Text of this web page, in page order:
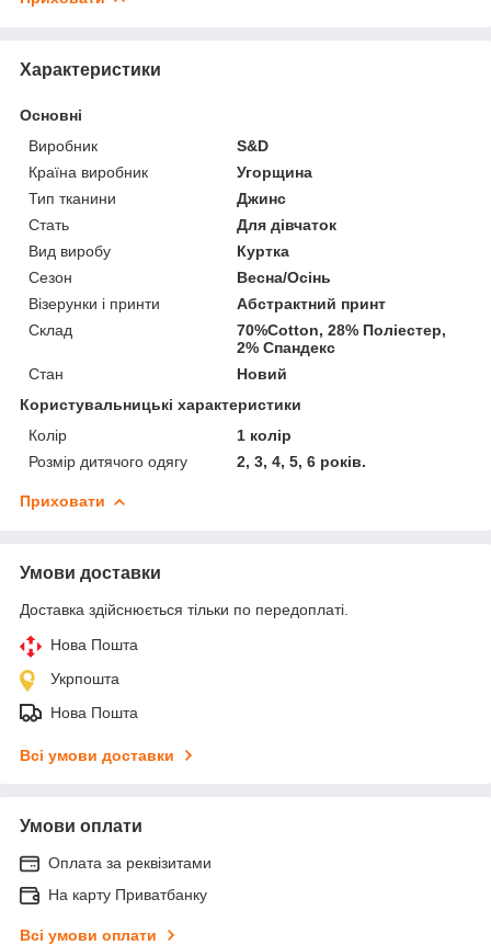
Характеристики
Основні
Виробник
S&D
Країна виробник
Угорщина
Тип тканини
Джинс
Стать
Для дівчаток
Вид виробу
Куртка
Сезон
Весна/Осінь
Візерунки і принти
Абстрактний принт
Склад
70%Cotton, 28% Поліестер,
2% Спандекс
Стан
Новий
Користувальницькі характеристики
Колір
1 колір
Розмір дитячого одягу
2, 3, 4, 5, 6 років.
Приховати
Умови доставки
Доставка здійснюється тільки по передоплаті.
Нова Пошта
Укрпошта
Нова Пошта
Всі умови доставки
Умови оплати
Оплата за реквізитами
На карту Приватбанку
Всі умови оплати